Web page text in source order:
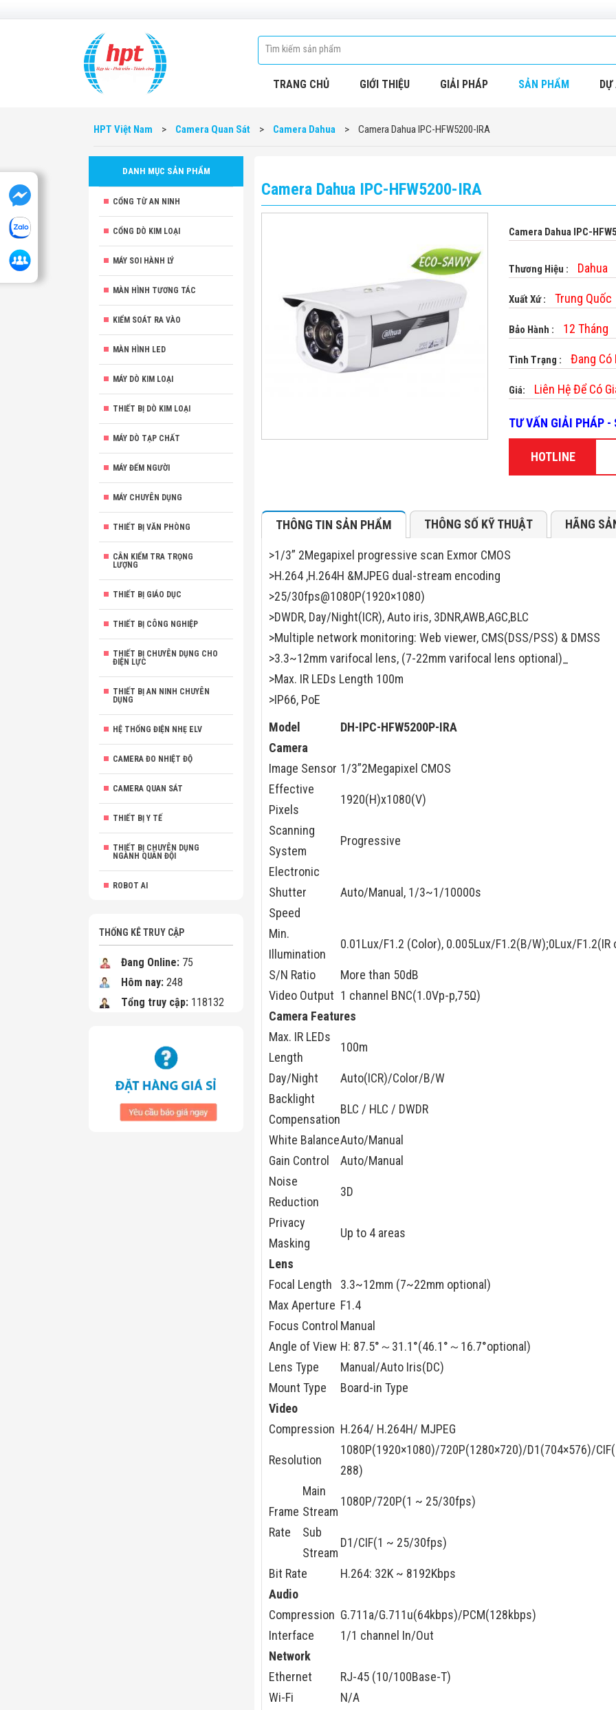
TRANG CHỦ GIỚI THIỆU GIẢI PHÁP SẢN PHẨM
HPT Việt Nam > Camera Quan Sát > Camera Dahua > Camera Dahua IPC-HFW5200-IRA
DANH MỤC SẢN PHẨM
CỔNG TỪ AN NINH
CỔNG DÒ KIM LOẠI
MÁY SOI HÀNH LÝ
MÀN HÌNH TƯƠNG TÁC
KIỂM SOÁT RA VÀO
MÀN HÌNH LED
MÁY DÒ KIM LOẠI
THIẾT BỊ DÒ KIM LOẠI
MÁY DÒ TẠP CHẤT
MÁY ĐẾM NGƯỜI
MÁY CHUYÊN DỤNG
THIẾT BỊ VĂN PHÒNG
CÂN KIỂM TRA TRỌNG
LƯỢNG
THIẾT BỊ GIÁO DỤC
THIẾT BỊ CÔNG NGHIỆP
THIẾT BỊ CHUYÊN DỤNG CHO
ĐIỆN LỰC
THIẾT BỊ AN NINH CHUYÊN
DỤNG
HỆ THỐNG ĐIỆN NHẸ ELV
CAMERA ĐO NHIỆT ĐỘ
CAMERA QUAN SÁT
THIẾT BỊ Y TẾ
THIẾT BỊ CHUYÊN DỤNG
NGÀNH QUÂN ĐỘI
ROBOT AI
THỐNG KÊ TRUY CẬP
Đang Online: 75
Hôm nay: 248
Tổng truy cập: 118132
Camera Dahua IPC-HFW5200-IRA
Camera Dahua IPC-
Thương Hiệu : Dahua
Xuất Xứ : Trung Quốc
Bảo Hành : 12 Tháng
Tình Trạng : Đang Có
Giá: Liên Hệ Để Có
TƯ VẤN GIẢI PHÁP -
HOTLINE
THÔNG TIN SẢN PHẨM THÔNG SỐ KỸ THUẬT HÃNG
>1/3” 2Megapixel progressive scan Exmor CMOS
>H.264 ,H.264H &MJPEG dual-stream encoding
>25/30fps@1080P(1920×1080)
>DWDR, Day/Night(ICR), Auto iris, 3DNR,AWB,AGC,BLC
>Multiple network monitoring: Web viewer, CMS(DSS/PSS) & DMSS
>3.3~12mm varifocal lens, (7-22mm varifocal lens optional)_
>Max. IR LEDs Length 100m
>IP66, PoE
Model
DH-IPC-HFW5200P-IRA
Camera
Image Sensor 1/3”2Megapixel CMOS
Effective
Pixels
1920(H)x1080(V)
Scanning
System
Progressive
Electronic
Shutter
Speed
Auto/Manual, 1/3~1/10000s
Min.
Illumination
0.01Lux/F1.2 (Color), 0.005Lux/F1.2(B/W);0Lux/F1.2(IR
S/N Ratio
More than 50dB
Video Output 1 channel BNC(1.0Vp-p,75Ω)
Camera Features
Max. IR LEDs
Length
100m
Day/Night
Auto(ICR)/Color/B/W
Backlight
Compensation
BLC / HLC / DWDR
White BalanceAuto/Manual
Gain Control
Auto/Manual
Noise
Reduction
3D
Privacy
Masking
Up to 4 areas
Lens
Focal Length
3.3~12mm (7~22mm optional)
Max Aperture F1.4
Focus Control Manual
Angle of View H: 87.5°～31.1°(46.1°～16.7°optional)
Lens Type
Manual/Auto Iris(DC)
Mount Type
Board-in Type
Video
Compression H.264/ H.264H/ MJPEG
Resolution
1080P(1920×1080)/720P(1280×720)/D1(704×576)/
288)
Frame
Rate
Main
Stream
1080P/720P(1 ~ 25/30fps)
Sub
Stream
D1/CIF(1 ~ 25/30fps)
Bit Rate
H.264: 32K ~ 8192Kbps
Audio
Compression G.711a/G.711u(64kbps)/PCM(128kbps)
Interface
1/1 channel In/Out
Network
Ethernet
RJ-45 (10/100Base-T)
Wi-Fi
N/A